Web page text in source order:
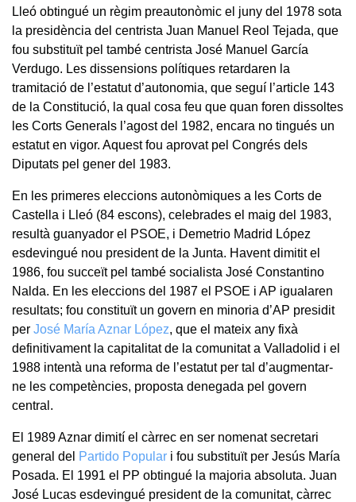
Lleó obtingué un règim preautonòmic el juny del 1978 sota
la presidència del centrista Juan Manuel Reol Tejada, que
fou substituït pel també centrista José Manuel García
Verdugo. Les dissensions polítiques retardaren la
tramitació de l’estatut d’autonomia, que seguí l’article 143
de la Constitució, la qual cosa feu que quan foren dissoltes
les Corts Generals l’agost del 1982, encara no tingués un
estatut en vigor. Aquest fou aprovat pel Congrés dels
Diputats pel gener del 1983.
En les primeres eleccions autonòmiques a les Corts de
Castella i Lleó (84 escons), celebrades el maig del 1983,
resultà guanyador el PSOE, i Demetrio Madrid López
esdevingué nou president de la Junta. Havent dimitit el
1986, fou succeït pel també socialista José Constantino
Nalda. En les eleccions del 1987 el PSOE i AP igualaren
resultats; fou constituït un govern en minoria d’AP presidit
per José María Aznar López, que el mateix any fixà
definitivament la capitalitat de la comunitat a Valladolid i el
1988 intentà una reforma de l’estatut per tal d’augmentar-
ne les competències, proposta denegada pel govern
central.
El 1989 Aznar dimití el càrrec en ser nomenat secretari
general del Partido Popular i fou substituït per Jesús María
Posada. El 1991 el PP obtingué la majoria absoluta. Juan
José Lucas esdevingué president de la comunitat, càrrec